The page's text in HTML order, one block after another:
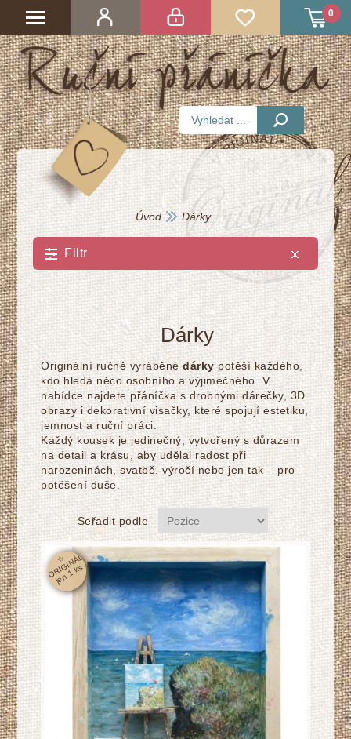
0
Úvod Dárky
Filtr
Dárky
Originální ručně vyráběnédárkypotěší každého,
kdo hledá něco osobního a výjimečného. V
nabídce najdete přáníčka s drobnými dárečky, 3D
obrazy i dekorativní visačky, které spojují estetiku,
jemnost a ruční práci.
Každý kousek je jedinečný, vytvořený s důrazem
na detail a krásu, aby udělal radost při
narozeninách, svatbě, výročí nebo jen tak – pro
potěšení duše.
Seřadit podle
☆
O
RI
GI
N
Á
L
j
e
n
1
k
s